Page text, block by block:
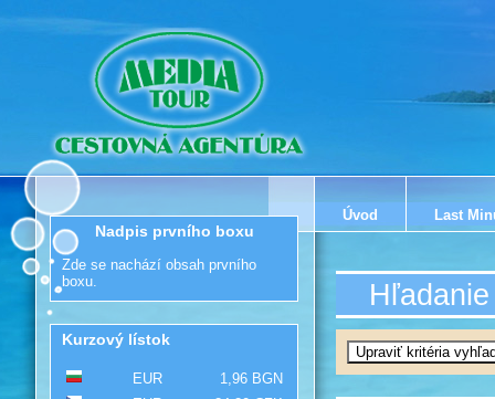
Úvod Last
Nadpis prvního boxu
Zde se nachází obsah prvního
boxu.
Kurzový lístok
EUR
1,96 BGN